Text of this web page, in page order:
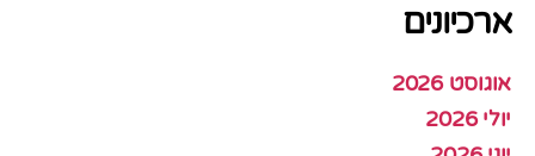
ארכיונים
אוגוסט 2026
יולי 2026